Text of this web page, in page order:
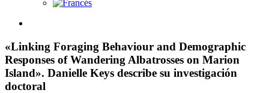
Image
«Linking Foraging Behaviour and Demographic
Responses of Wandering Albatrosses on Marion
Island». Danielle Keys describe su investigación
doctoral